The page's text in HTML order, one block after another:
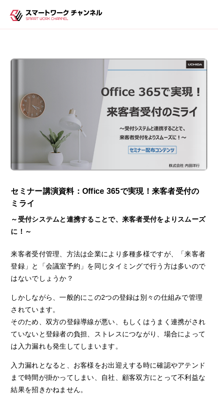
セミナー講演資料：Office 365で実現！来客者受付の
ミライ
～受付システムと連携することで、来客者受付をよりスムーズ
に！～
来客者受付管理、方法は企業により多種多様ですが、「来客者
登録」と「会議室予約」を同じタイミングで行う方は多いので
はないでしょうか？
しかしながら、一般的にこの2つの登録は別々の仕組みで管理
されています。
そのため、双方の登録導線が悪い、もしくはうまく連携がされ
ていないと登録者の負担、ストレスにつながり、場合によって
は入力漏れも発生してしまいます。
入力漏れとなると、お客様をお出迎えする時に確認やアテンド
まで時間が掛かってしまい、自社、顧客双方にとって不利益な
結果を招きかねません。